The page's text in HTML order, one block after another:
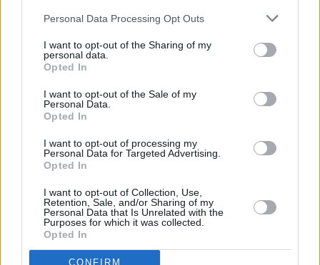
Personal Data Processing Opt Outs
I want to opt-out of the Sharing of my
personal data.
Opted In
I want to opt-out of the Sale of my
Personal Data.
Opted In
I want to opt-out of processing my
Personal Data for Targeted Advertising.
Opted In
I want to opt-out of Collection, Use,
Retention, Sale, and/or Sharing of my
Personal Data that Is Unrelated with the
Purposes for which it was collected.
Opted In
CONFIRM